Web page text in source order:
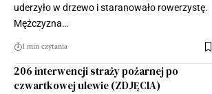
uderzyło w drzewo i staranowało rowerzystę.
Mężczyzna…
1 min czytania
206 interwencji straży pożarnej po
czwartkowej ulewie (ZDJĘCIA)